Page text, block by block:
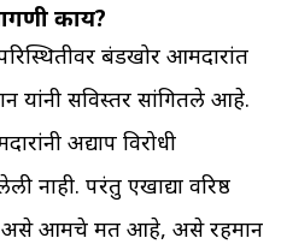
काय?
बंडखोर आमदारांत
यांनी सविस्तर सांगितले आहे.
अद्याप विरोधी
नाही. परंतु एखाद्या वरिष्ठ
असे आमचे मत आहे, असे रहमान